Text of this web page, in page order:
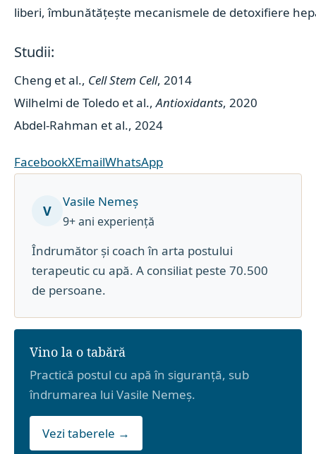
liberi,îmbunătățește mecanismele de detoxifiere
Studii:
Cheng et al., Cell Stem Cell, 2014
Wilhelmi de Toledo et al.,Antioxidants, 2020
Abdel-Rahman et al., 2024
FacebookXEmailWhatsApp
V
Vasile Nemeș
9+ ani experiență
Îndrumător și coach în arta postului
terapeutic cu apă. A consiliat peste 70.500
de persoane.
Vino la o tabără
Practică postul cu apă în siguranță, sub
îndrumarea lui Vasile Nemeș.
Vezi taberele →